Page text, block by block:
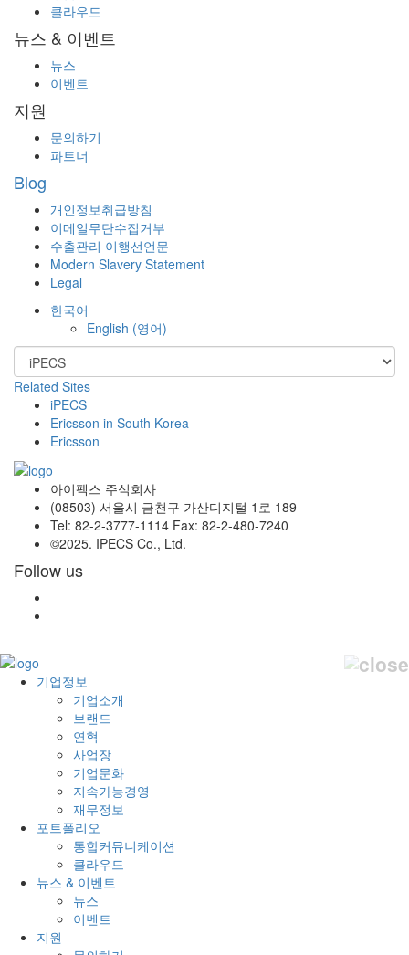
클라우드
뉴스 & 이벤트
뉴스
이벤트
지원
문의하기
파트너
Blog
개인정보취급방침
이메일무단수집거부
수출관리 이행선언문
Modern Slavery Statement
Legal
한국어
English (영어)
Related Sites
iPECS
Ericsson in South Korea
Ericsson
아이펙스 주식회사
(08503) 서울시 금천구 가산디지털 1로 189
Tel: 82-2-3777-1114 Fax: 82-2-480-7240
©2025. IPECS Co., Ltd.
Follow us
기업정보
기업소개
브랜드
연혁
사업장
기업문화
지속가능경영
재무정보
포트폴리오
통합커뮤니케이션
클라우드
뉴스 & 이벤트
뉴스
이벤트
지원